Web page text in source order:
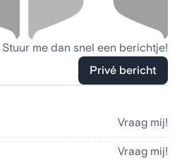
me dan snel een berichtje!
Privé bericht
Vraag mij!
Vraag mij!